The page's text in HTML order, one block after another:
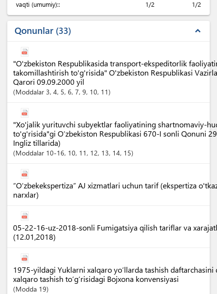
vaqti (umumiy):: 1/2 1/2
Qonunlar 33 expand_less
"O'zbekiston Respublikasida transport-ekspeditorlik
takomillashtirish to'g'risida" O'zbekiston Respublikasi
Qarori 09.09.2000 yil
Moddalar 3, 4, 5, 6, 7, 9, 10, 11
"Xo'jalik yurituvchi subyektlar faoliyatining shartnomaviy-
to'g'risida"gi O‘zbekiston Respublikasi 670-I sonli Qonuni
Ingliz tillarida)
Moddalar 10-16, 10, 11 , 12, 13, 14, 15
“O‘zbekekspertiza” AJ xizmatlari uchun tarif (ekspertiza
narxlar)
05-22-16-uz-2018-sonli Fumigatsiya qilish tariflar va
(12.01,2018)
1975-yildagi Yuklarni xalqaro yo‘llarda tashish daftarchasini
xalqaro tashish to‘g‘risidagi Bojxona konvensiyasi
Modda 19